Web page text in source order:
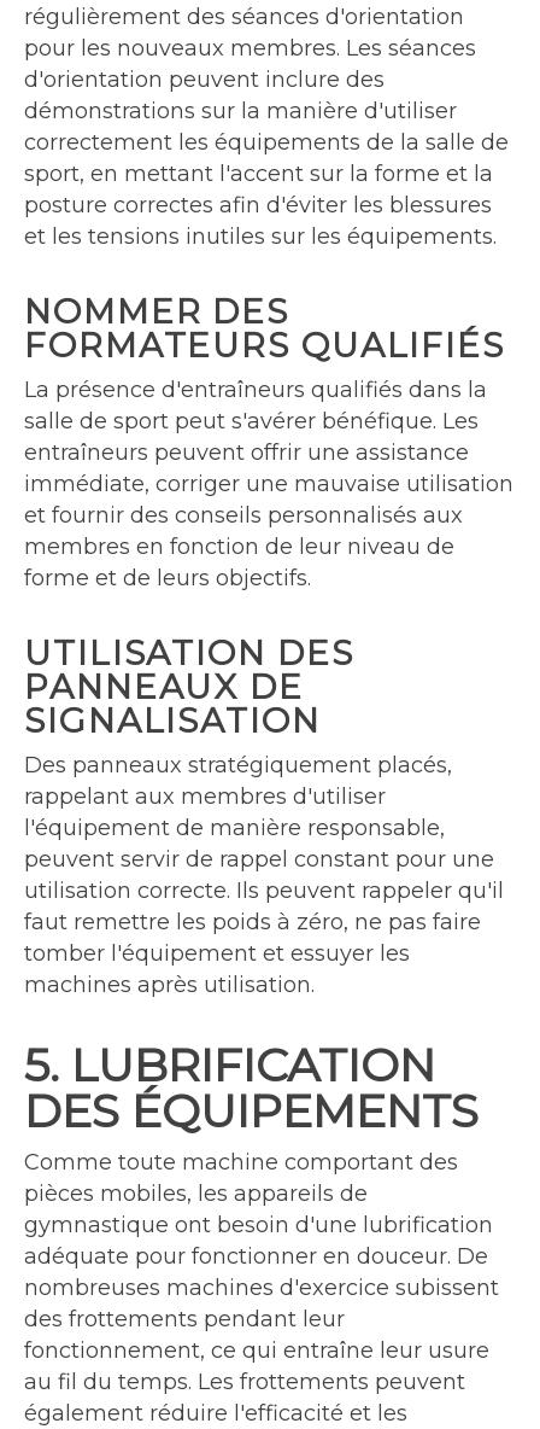
régulièrement des séances d'orientation
pour les nouveaux membres. Les séances
d'orientation peuvent inclure des
démonstrations sur la manière d'utiliser
correctement les équipements de la salle de
sport, en mettant l'accent sur la forme et la
posture correctes afin d'éviter les blessures
et les tensions inutiles sur les équipements.
NOMMER DES
FORMATEURS QUALIFIÉS
La présence d'entraîneurs qualifiés dans la
salle de sport peut s'avérer bénéfique. Les
entraîneurs peuvent offrir une assistance
immédiate, corriger une mauvaise utilisation
et fournir des conseils personnalisés aux
membres en fonction de leur niveau de
forme et de leurs objectifs.
UTILISATION DES
PANNEAUX DE
SIGNALISATION
Des panneaux stratégiquement placés,
rappelant aux membres d'utiliser
l'équipement de manière responsable,
peuvent servir de rappel constant pour une
utilisation correcte. Ils peuvent rappeler qu'il
faut remettre les poids à zéro, ne pas faire
tomber l'équipement et essuyer les
machines après utilisation.
5. LUBRIFICATION
DES ÉQUIPEMENTS
Comme toute machine comportant des
pièces mobiles, les appareils de
gymnastique ont besoin d'une lubrification
adéquate pour fonctionner en douceur. De
nombreuses machines d'exercice subissent
des frottements pendant leur
fonctionnement, ce qui entraîne leur usure
au fil du temps. Les frottements peuvent
également réduire l'efficacité et les